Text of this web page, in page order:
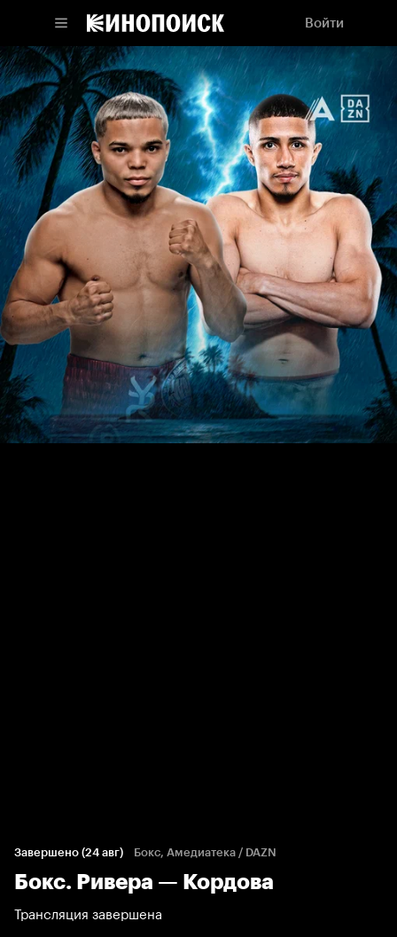
Войти
Завершено (24 авг) Бокс, Амедиатека / DAZN
Бокс. Ривера — Кордова
Трансляция завершена